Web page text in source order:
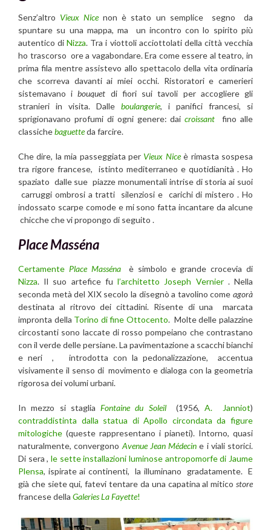
Senz’altro Vieux Nicenon è stato un semplice segno da
spuntare su una mappa, ma un incontro con lo spirito più
autentico diNizza. Tra i viottoli acciottolati della città vecchia
ho trascorso ore a vagabondare. Era come essere al teatro, in
prima fila mentre assistevo allo spettacolo della vita ordinaria
che scorreva davanti ai miei occhi. Ristoratori e camerieri
sistemavano i bouquet di fiori sui tavoli per accogliere gli
stranieri in visita. Dalle boulangerie, i panifici francesi, si
sprigionavano profumi di ogni genere: daicroissant fino alle
classichebaguetteda farcire.
Che dire, la mia passeggiata per Vieux Niceè rimasta sospesa
tra rigore francese, istinto mediterraneo e quotidianità . Ho
spaziato dalle sue piazze monumentali intrise di storia ai suoi
carruggi ombrosi a tratti silenziosi e carichi di mistero . Ho
indossato scarpe comode e mi sono fatta incantare da alcune
chicche che vi propongo di seguito .
Place Masséna
Certamente Place Massénaè simbolo e grande crocevia di
Nizza. Il suo artefice ful’architetto Joseph Vernier. Nella
seconda metà del XIX secolo la disegnò a tavolino come agorà
destinata al ritrovo dei cittadini. Risente di una marcata
impronta della Torino di fine Ottocento. Molte delle palazzine
circostanti sono laccate di rosso pompeiano che contrastano
con il verde delle persiane. La pavimentazione a scacchi bianchi
e neri , introdotta con la pedonalizzazione, accentua
visivamente il senso di movimento e dialoga con la geometria
rigorosa dei volumi urbani.
In mezzo si stagliaFontaine du Soleil(1956,A. Janniot)
contraddistinta dalla statua di Apollo circondata da figure
mitologiche (queste rappresentano i pianeti). Intorno, quasi
naturalmente, convergono Avenue Jean Médecin e i viali storici.
Di sera , le sette installazioni luminose antropomorfe di Jaume
Plensa, ispirate ai continenti, la illuminano gradatamente. E
già che siete qui, fatevi tentare da una capatina al mitico store
francese della Galeries La Fayette!